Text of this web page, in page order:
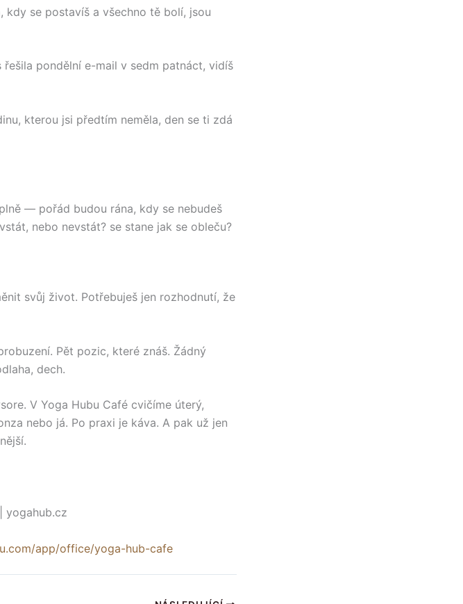
se postavíš a všechno tě bolí, jsou
pondělní e-mail v sedm patnáct, vidíš
kterou jsi předtím neměla, den se ti zdá
— pořád budou rána, kdy se nebudeš
nebo nevstát? se stane jak se obleču?
svůj život. Potřebuješ jen rozhodnutí, že
Pět pozic, které znáš. Žádný
dech.
V Yoga Hubu Café cvičíme úterý,
nebo já. Po praxi je káva. A pak už jen
yogahub.cz
app/office/yoga-hub-cafe